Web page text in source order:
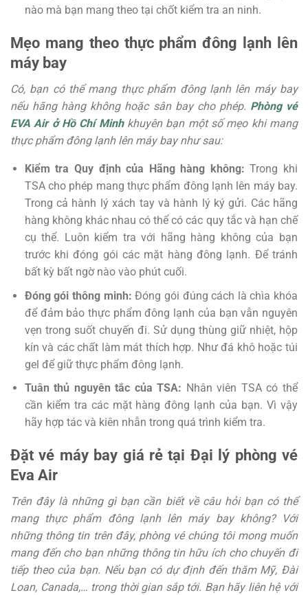
nào mà bạn mang theo tại chốt kiểm tra an ninh.
Mẹo mang theo thực phẩm đông lạnh lên
máy bay
Có, bạn có thể mang thực phẩm đông lạnh lên máy bay
nếu hãng hàng không hoặc sân bay cho phép. Phòng vé
EVA Air ở Hồ Chí Minhkhuyên bạn một số mẹo khi mang
thực phẩm đông lạnh lên máy bay như sau:
Kiểm tra Quy định của Hãng hàng không:Trong khi
TSA cho phép mang thực phẩm đông lạnh lên máy bay.
Trong cả hành lý xách tay và hành lý ký gửi. Các hãng
hàng không khác nhau có thể có các quy tắc và hạn chế
cụ thể. Luôn kiểm tra với hãng hàng không của bạn
trước khi đóng gói các mặt hàng đông lạnh. Để tránh
bất kỳ bất ngờ nào vào phút cuối.
Đóng gói thông minh:Đóng gói đúng cách là chìa khóa
để đảm bảo thực phẩm đông lạnh của bạn vẫn nguyên
vẹn trong suốt chuyến đi. Sử dụng thùng giữ nhiệt, hộp
kín và các chất làm mát thích hợp. Như đá khô hoặc túi
gel để giữ thực phẩm đông lạnh.
Tuân thủ nguyên tắc của TSA: Nhân viên TSA có thể
cần kiểm tra các mặt hàng đông lạnh của bạn. Vì vậy
hãy hợp tác và kiên nhẫn trong quá trình kiểm tra.
Đặt vé máy bay giá rẻ tại Đại lý phòng vé
Eva Air
Trên đây là những gì bạn cần biết về câu hỏi bạn có thể
mang thực phẩm đông lạnh lên máy bay không? Với
những thông tin trên đây, phòng vé chúng tôi mong muốn
mang đến cho bạn những thông tin hữu ích cho chuyến đi
tiếp theo của bạn. Nếu bạn có dự định đến thăm Mỹ, Đài
Loan, Canada,… trong thời gian sắp tới. Bạn hãy liên hệ với